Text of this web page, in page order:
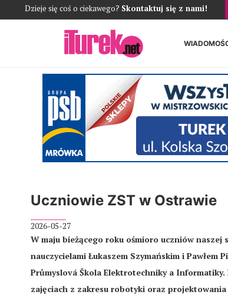
Dzieje się coś o ciekawego? Skontaktuj się z nami!
Uczniowie ZST w Ostrawie
2026-05-27
W maju bieżącego roku ośmioro uczniów naszej
nauczycielami Łukaszem Szymańskim i
Průmyslová Škola Elektrotechniky a
zajęciach z zakresu robotyki oraz